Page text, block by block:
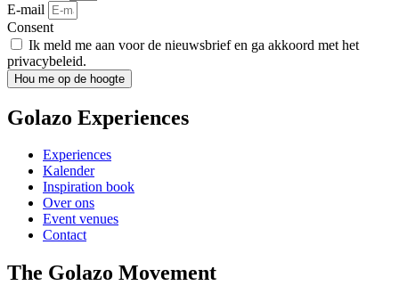
E-mail
Consent
Ik meld me aan voor de nieuwsbrief en ga akkoord met het
privacybeleid.
Hou me op de hoogte
Golazo Experiences
Experiences
Kalender
Inspiration book
Over ons
Event venues
Contact
The Golazo Movement